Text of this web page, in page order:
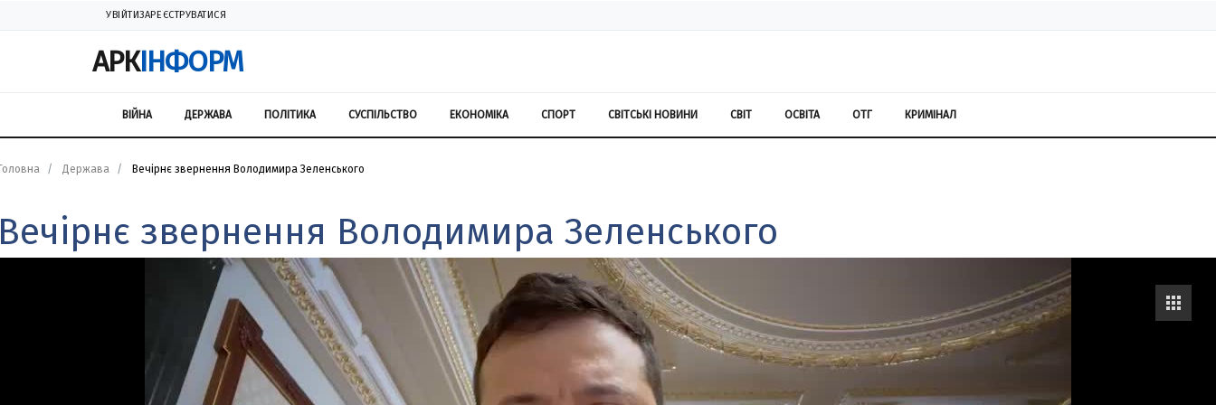
УВІЙТИЗАРЕЄСТРУВАТИСЯ
АРКІНФОРМ
ВІЙНА ДЕРЖАВА ПОЛІТИКА СУСПІЛЬСТВО ЕКОНОМІКА СПОРТ СВІТСЬКІ НОВИНИ СВІТ ОСВІТА ОТГ КРИМІНАЛ
Держава Вечірнє звернення Володимира Зеленського
звернення Володимира Зеленського